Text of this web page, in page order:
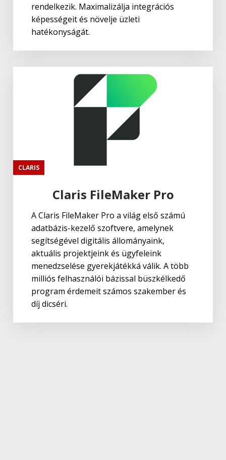
rendelkezik. Maximalizálja integrációs
képességeit és növelje üzleti
hatékonyságát.
CLARIS
Claris FileMaker Pro
A Claris FileMaker Pro a világ első számú
adatbázis-kezelő szoftvere, amelynek
segítségével digitális állományaink,
aktuális projektjeink és ügyfeleink
menedzselése gyerekjátékká válik. A több
milliós felhasználói bázissal büszkélkedő
program érdemeit számos szakember és
díj dicséri.